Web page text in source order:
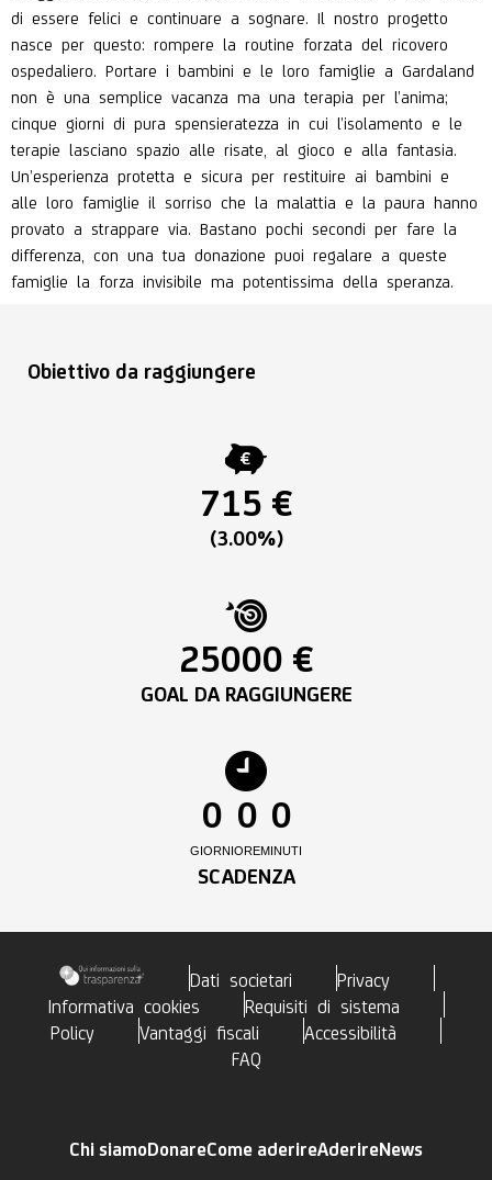
di essere felici e continuare a sognare. Il nostro progetto
nasce per questo: rompere la routine forzata del ricovero
ospedaliero. Portare i bambini e le loro famiglie a Gardaland
non è una semplice vacanza ma una terapia per l’anima;
cinque giorni di pura spensieratezza in cui l’isolamento e le
terapie lasciano spazio alle risate, al gioco e alla fantasia.
Un’esperienza protetta e sicura per restituire ai bambini e
alle loro famiglie il sorriso che la malattia e la paura hanno
provato a strappare via. Bastano pochi secondi per fare la
differenza, con una tua donazione puoi regalare a queste
famiglie la forza invisibile ma potentissima della speranza.
Obiettivo da raggiungere
715 €
(3.00%)
25000 €
GOAL DA RAGGIUNGERE
0
GIORNI
0
ORE
0
MINUTI
SCADENZA
Dati societari
Privacy
Informativa cookies
Requisiti di sistema
Policy
Vantaggi fiscali
Accessibilità
FAQ
Chi siamoDonareCome aderireAderireNews